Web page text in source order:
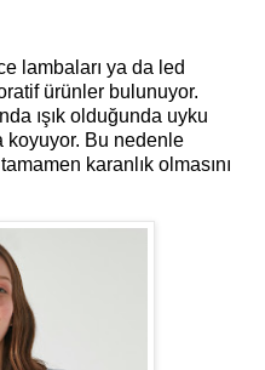
lambaları ya da led
ürünler bulunuyor.
ışık olduğunda uyku
koyuyor. Bu nedenle
karanlık olmasını